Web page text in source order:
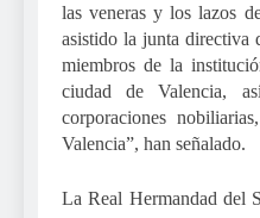
las veneras y los lazos
asistido la junta directiva
miembros de la
ciudad de Valencia,
corporaciones
Valencia”, han señalado.
La Real Hermandad del